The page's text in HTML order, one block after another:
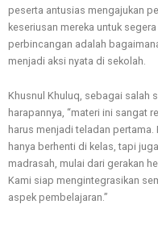
peserta antusias mengajukan
keseriusan mereka untuk
perbincangan adalah
menjadi aksi nyata di sekolah.
Khusnul Khuluq, sebagai salah
harapannya, “materi ini sangat
harus menjadi teladan
hanya berhenti di kelas, tapi
madrasah, mulai dari gerakan
Kami siap mengintegrasikan
aspek pembelajaran.”